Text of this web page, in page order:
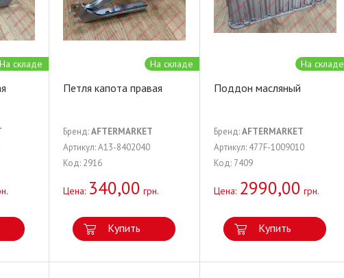
На складе На складе
Петля капота правая
Бренд:AFTERMARKET
Артикул: A13-8402040
Код: 2916
Цена: 340,00 грн.
Купить
На складе
Поддон масляный
Бренд:AFTERMARKET
Артикул: 477F-1009010
Код: 7409
Цена: 2990,00 грн.
Купить